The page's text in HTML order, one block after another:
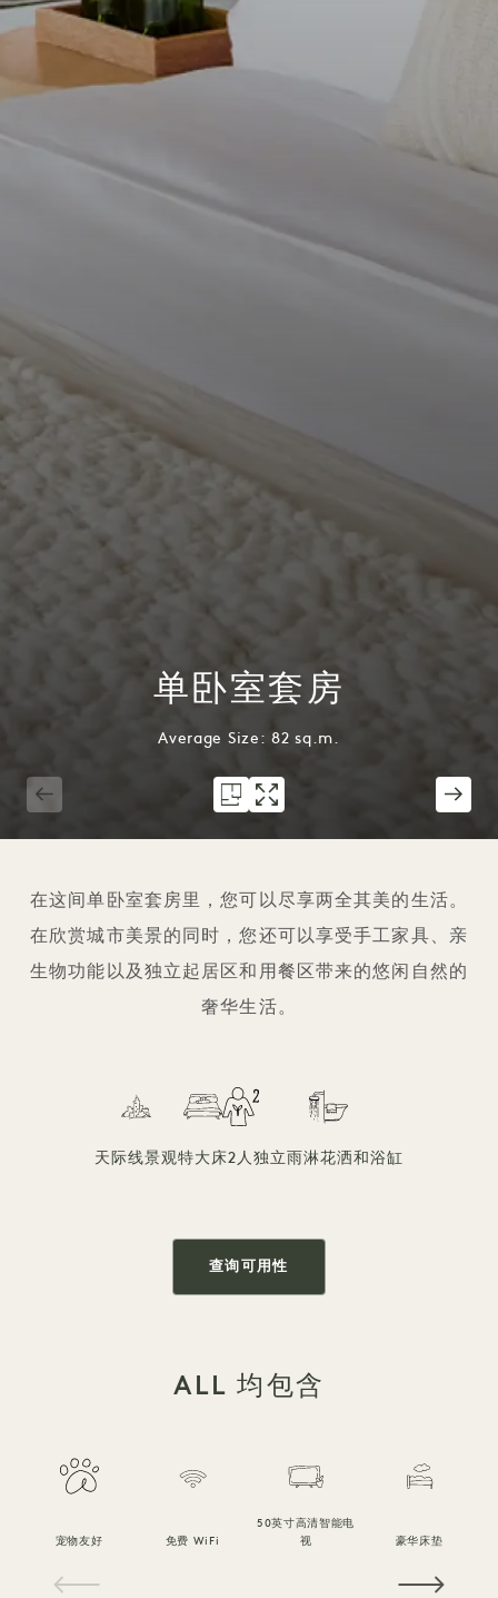
单卧室套房
Average Size: 82 sq.m.
在这间单卧室套房里，您可以尽享两全其美的生活。
在欣赏城市美景的同时，您还可以享受手工家具、亲
生物功能以及独立起居区和用餐区带来的悠闲自然的
奢华生活。
天际线景观特大床2人独立雨淋花洒和浴缸
查询可用性
ALL 均包含
宠物友好 免费 WiFi
50英寸高清智能电
视
豪华床垫